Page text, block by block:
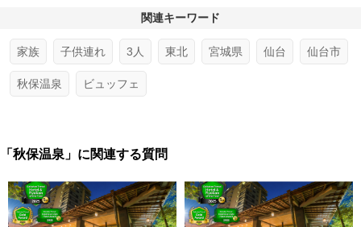
関連キーワード
家族 子供連れ 3人 東北 宮城県 仙台 仙台市
秋保温泉 ビュッフェ
「秋保温泉」に関連する質問